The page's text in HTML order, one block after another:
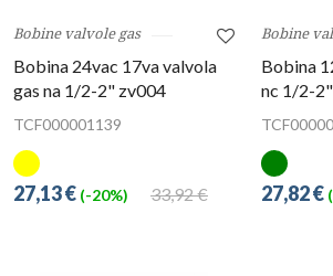
Bobine valvole gas
Bobina 24vac 17va valvola
gas na 1/2-2" zv004
TCF000001139
33,92 €
27,13 € (-20%)
Bobine
Bobina
nc 1/2-
27,82 €